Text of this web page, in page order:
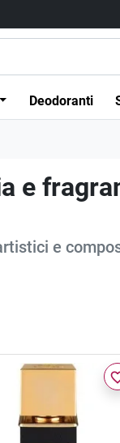
Deodoranti
e
e